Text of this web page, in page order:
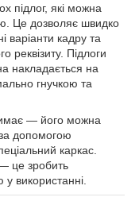
підлог, які можна
Це дозволяє швидко
варіанти кадру та
реквізиту. Підлоги
накладається на
гнучкою та
— його можна
за допомогою
каркас.
це зробить
використанні.